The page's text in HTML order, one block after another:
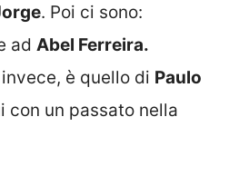
. Poi ci sono:
ad Abel Ferreira.
è quello di Paulo
con un passato nella